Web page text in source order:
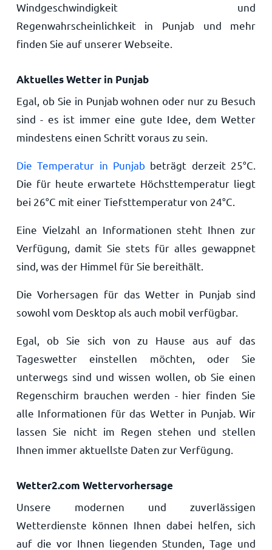
Windgeschwindigkeit und
Regenwahrscheinlichkeit in Punjab und mehr
finden Sie auf unserer Webseite.
Aktuelles Wetter in Punjab
Egal, ob Sie in Punjab wohnen oder nur zu Besuch
sind - es ist immer eine gute Idee, dem Wetter
mindestens einen Schritt voraus zu sein.
Die Temperatur in Punjab beträgt derzeit 25°C
Die für heute erwartete Höchsttemperatur liegt
bei 26°C mit einer Tiefsttemperatur von 24°C
Eine Vielzahl an Informationen steht Ihnen zur
Verfügung, damit Sie stets für alles gewappnet
sind, was der Himmel für Sie bereithält.
Die Vorhersagen für das Wetter in Punjab sind
sowohl vom Desktop als auch mobil verfügbar.
Egal, ob Sie sich von zu Hause aus auf das
Tageswetter einstellen möchten, oder Sie
unterwegs sind und wissen wollen, ob Sie einen
Regenschirm brauchen werden - hier finden Sie
alle Informationen für das Wetter in Punjab. Wir
lassen Sie nicht im Regen stehen und stellen
Ihnen immer aktuellste Daten zur Verfügung.
Wetter2.com Wettervorhersage
Unsere modernen und zuverlässigen
Wetterdienste können Ihnen dabei helfen, sich
auf die vor Ihnen liegenden Stunden, Tage und